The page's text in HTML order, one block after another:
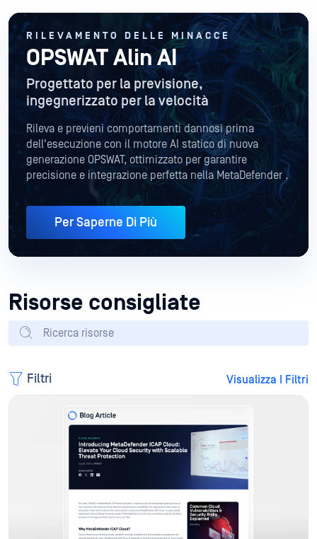
RILEVAMENTO DELLE MINACCE
OPSWAT Alin AI
Progettato per la previsione,
ingegnerizzato per la velocità
Rileva e previeni comportamenti dannosi prima
dell'esecuzione con il motore AI statico di nuova
generazione OPSWAT, ottimizzato per garantire
precisione e integrazione perfetta nella MetaDefender .
Per Saperne Di Più
Risorse consigliate
Filtri Visualizza I Filtri